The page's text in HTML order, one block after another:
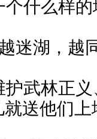
什么样的
迷湖，越
武林正义
就送他们